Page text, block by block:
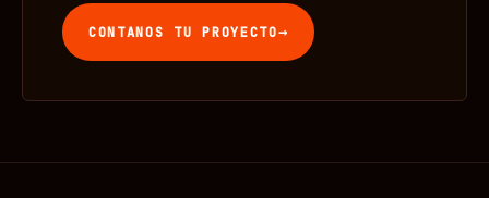
CONTANOS TU PROYECTO→